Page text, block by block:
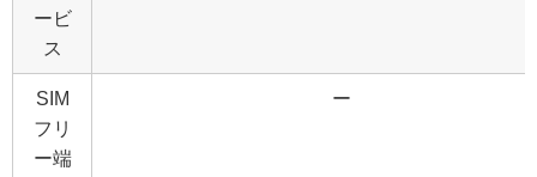
ービ
ス
SIM
フリ
ー端
ー